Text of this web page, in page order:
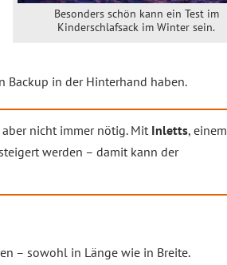
Besonders schön kann ein Test im
Kinderschlafsack im Winter sein.
Backup in der Hinterhand haben.
nicht immer nötig. Mit Inletts, einem
werden – damit kann der
– sowohl in Länge wie in Breite.